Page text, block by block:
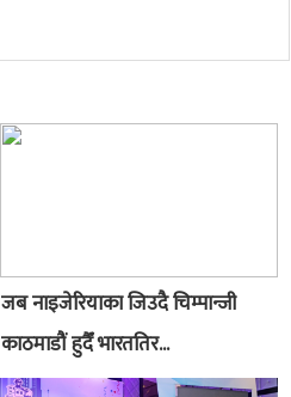
जब नाइजेरियाका जिउदै चिम्पान्जी
काठमाडौं हुदैँ भारततिर...